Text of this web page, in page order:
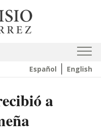
Español English
a